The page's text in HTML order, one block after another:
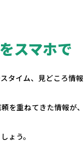
スマホで
タイム、見どころ情
を重ねてきた情報が
ょう。